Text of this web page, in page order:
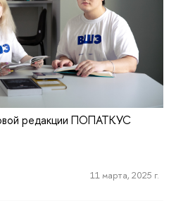
редакции ПОПАТКУС
11 марта, 2025 г.